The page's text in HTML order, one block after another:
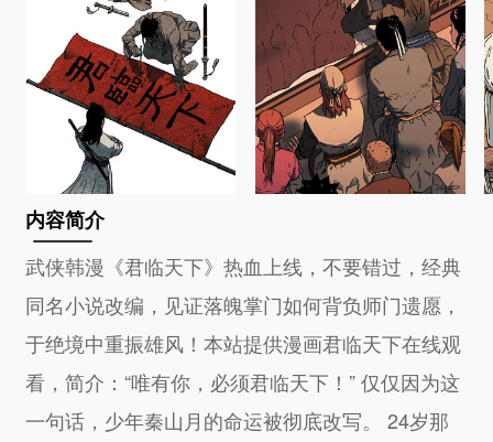
内容简介
武侠韩漫《君临天下》热血上线，不要错过，经典
同名小说改编，见证落魄掌门如何背负师门遗愿，
于绝境中重振雄风！本站提供漫画君临天下在线观
看，简介：“唯有你，必须君临天下！” 仅仅因为这
一句话，少年秦山月的命运被彻底改写。 24岁那